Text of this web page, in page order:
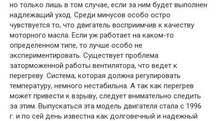
но только лишь в том случае, если за ним будет выполнен
надлежащий уход. Среди минусов особо остро
чувствуется то, что двигатель восприимчив к качеству
моторного масла. Если уж работает на каком-то
определенном типе, то лучше особо не
экспериментировать. Существует проблема
заторможенной работы вентилятора, что ведет к
перегреву. Система, которая должна регулировать
температуру, немного нестабильна. А так как перегрев
может привести к взрыву, следует внимательно следить
за этим. Выпускаться эта модель двигателя стала с 1996
г. и по сей день известна как долговечный и надежный